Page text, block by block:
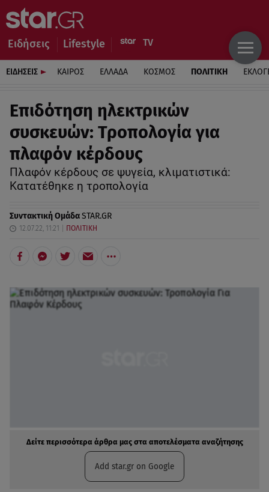
Ειδήσεις Lifestyle
ΕΙΔΗΣΕΙΣ ΚΑΙΡΟΣ ΕΛΛΑΔΑ ΚΟΣΜΟΣ ΠΟΛΙΤΙΚΗ
Επιδότηση ηλεκτρικών
συσκευών: Τροπολογία για
πλαφόν κέρδους
Πλαφόν κέρδους σε ψυγεία, κλιματιστικά:
Κατατέθηκε η τροπολογία
Συντακτική ΟμάδαSTAR.GR
12.07.22, 11:21 ΠΟΛΙΤΙΚΗ
Δείτε περισσότερα άρθρα μας στα αποτελέσματα αναζήτησης
Add star.gr on Google